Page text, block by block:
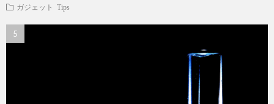
ガジェット Tips